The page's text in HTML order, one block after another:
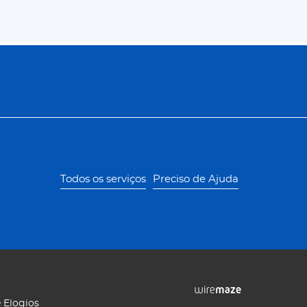
Todos os serviços Preciso de Ajuda
Elogios